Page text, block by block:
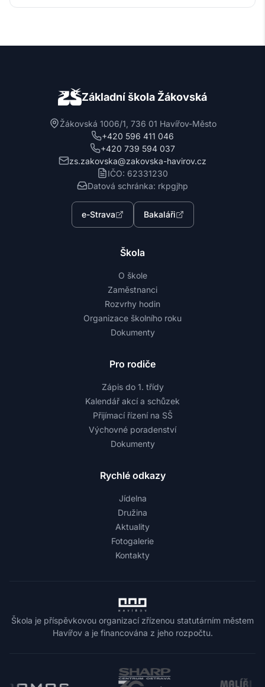
Základní škola Žákovská
Žákovská 1006/1, 736 01 Havířov-Město
+420 596 411 046
+420 739 594 037
zs.zakovska@zakovska-havirov.cz
IČO: 62331230
Datová schránka: rkpgjhp
e-Strava Bakaláři
Škola
O škole
Zaměstnanci
Rozvrhy hodin
Organizace školního roku
Dokumenty
Pro rodiče
Zápis do 1. třídy
Kalendář akcí a schůzek
Přijímací řízení na SŠ
Výchovné poradenství
Dokumenty
Rychlé odkazy
Jídelna
Družina
Aktuality
Fotogalerie
Kontakty
Škola je příspěvkovou organizací zřízenou statutárním městem
Havířov a je financována z jeho rozpočtu.